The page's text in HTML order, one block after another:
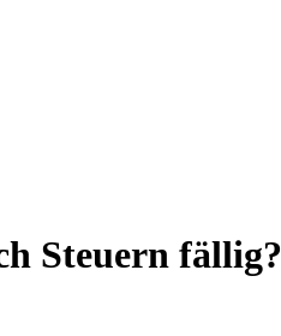
Steuern fällig?